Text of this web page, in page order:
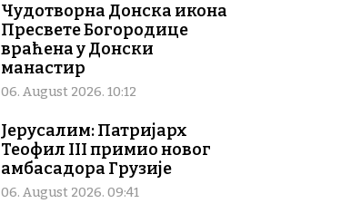
Чудотворна Донска икона
Пресвете Богородице
враћена у Донски
манастир
06. August 2026. 10:12
Јерусалим: Патријарх
Теофил III примио новог
амбасадора Грузије
06. August 2026. 09:41